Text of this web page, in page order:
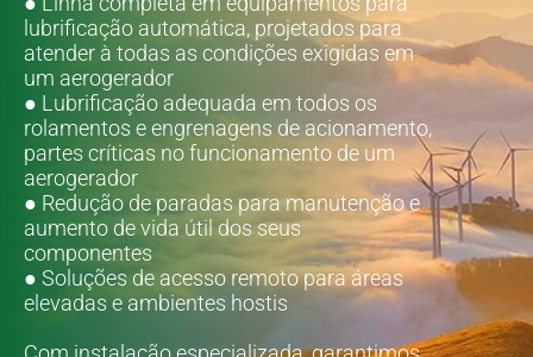
lubrificação automática, projetados para
atender à todas as condições exigidas em
um aerogerador
● Lubrificação adequada em todos os
rolamentos e engrenagens de acionamento,
partes críticas no funcionamento de um
aerogerador
● Redução de paradas para manutenção e
aumento de vida útil dos seus
componentes
● Soluções de acesso remoto para áreas
elevadas e ambientes hostis